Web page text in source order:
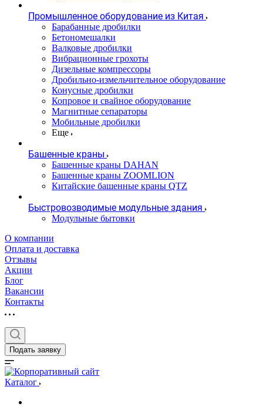
Промышленное оборудование из Китая
Барабанные дробилки
Бетономешалки
Валковые дробилки
Вибрационные грохоты
Дизельные компрессоры
Дробильно-измельчительное оборудование
Конусные дробилки
Копровое и свайное оборудование
Магнитные сепараторы
Мобильные дробилки
Еще
Башенные краны
Башенные краны DAHAN
Башенные краны ZOOMLION
Китайские башенные краны QTZ
Быстровозводимые модульные здания
Модульные бытовки
О компании
Оплата и доставка
Отзывы
Акции
Блог
Вакансии
Контакты
Подать заявку
Каталог